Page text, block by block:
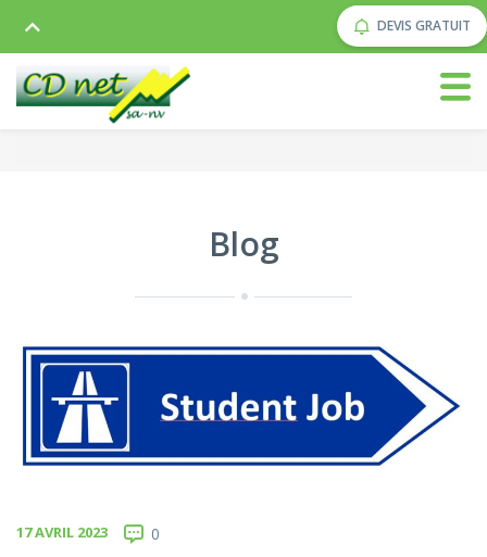
DEVIS GRATUIT
Blog
17 AVRIL 2023 0